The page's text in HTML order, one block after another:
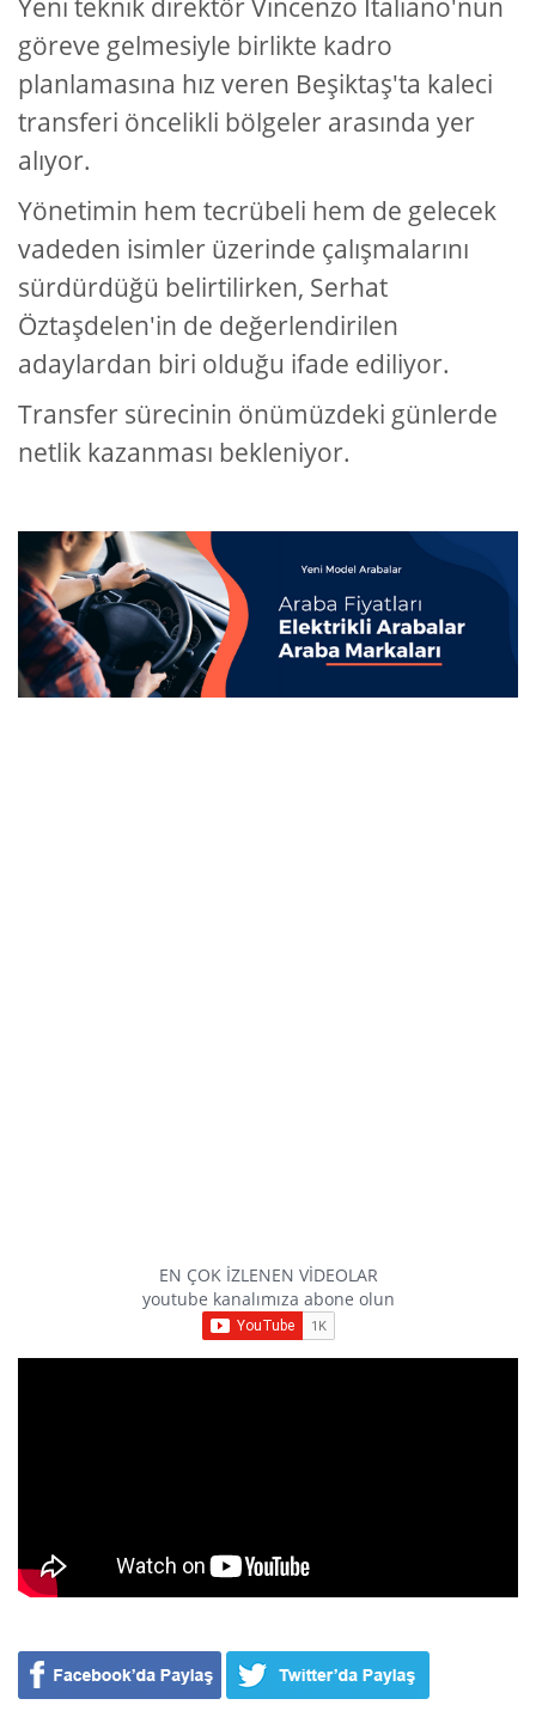
Yeni teknik direktör Vincenzo Italiano'nun
göreve gelmesiyle birlikte kadro
planlamasına hız veren Beşiktaş'ta kaleci
transferi öncelikli bölgeler arasında yer
alıyor.
Yönetimin hem tecrübeli hem de gelecek
vadeden isimler üzerinde çalışmalarını
sürdürdüğü belirtilirken, Serhat
Öztaşdelen'in de değerlendirilen
adaylardan biri olduğu ifade ediliyor.
Transfer sürecinin önümüzdeki günlerde
netlik kazanması bekleniyor.
EN ÇOK İZLENEN VİDEOLAR
youtube kanalımıza abone olun